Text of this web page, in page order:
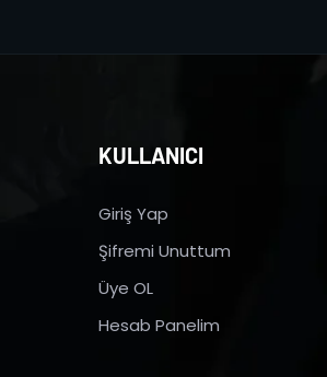
KULLANICI
Giriş Yap
Şifremi Unuttum
Üye OL
Hesab Panelim